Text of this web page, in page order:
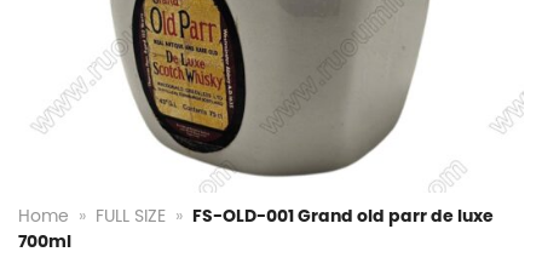
Home » FULL SIZE »
FS-OLD-001 Grand old parr de luxe
700ml